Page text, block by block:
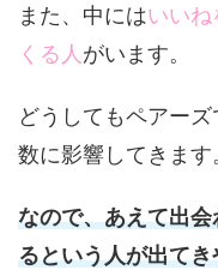
また、中にはいい
くる人がいます。
どうしてもペアー
数に影響してきます
なので、あえて出
るという人が出て